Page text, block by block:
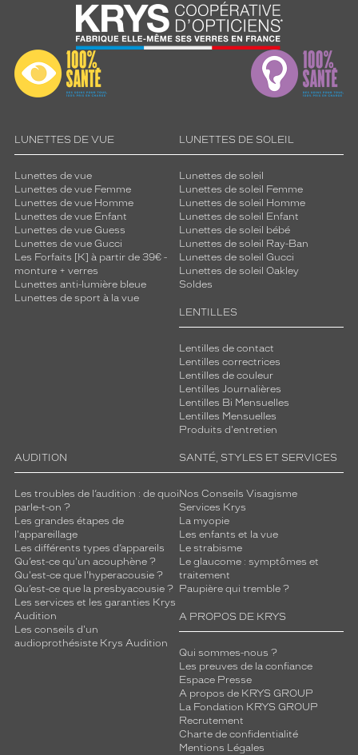
LUNETTES DE VUE
Lunettes de vue
Lunettes de vue Femme
Lunettes de vue Homme
Lunettes de vue Enfant
Lunettes de vue Guess
Lunettes de vue Gucci
Les Forfaits [K] à partir de 39€ -
monture + verres
Lunettes anti-lumière bleue
Lunettes de sport à la vue
LUNETTES DE SOLEIL
Lunettes de soleil
Lunettes de soleil Femme
Lunettes de soleil Homme
Lunettes de soleil Enfant
Lunettes de soleil bébé
Lunettes de soleil Ray-Ban
Lunettes de soleil Gucci
Lunettes de soleil Oakley
Soldes
LENTILLES
Lentilles de contact
Lentilles correctrices
Lentilles de couleur
Lentilles Journalières
Lentilles Bi Mensuelles
Lentilles Mensuelles
Produits d'entretien
AUDITION
Les troubles de l’audition : de quoi
parle-t-on ?
Les grandes étapes de
l'appareillage
Les différents types d’appareils
Qu’est-ce qu'un acouphène ?
Qu'est-ce que l'hyperacousie ?
Qu’est-ce que la presbyacousie ?
Les services et les garanties Krys
Audition
Les conseils d'un
audioprothésiste Krys Audition
SANTÉ, STYLES ET SERVICES
Nos Conseils Visagisme
Services Krys
La myopie
Les enfants et la vue
Le strabisme
Le glaucome : symptômes et
traitement
Paupière qui tremble ?
A PROPOS DE KRYS
Qui sommes-nous ?
Les preuves de la confiance
Espace Presse
A propos de KRYS GROUP
La Fondation KRYS GROUP
Recrutement
Charte de confidentialité
Mentions Légales